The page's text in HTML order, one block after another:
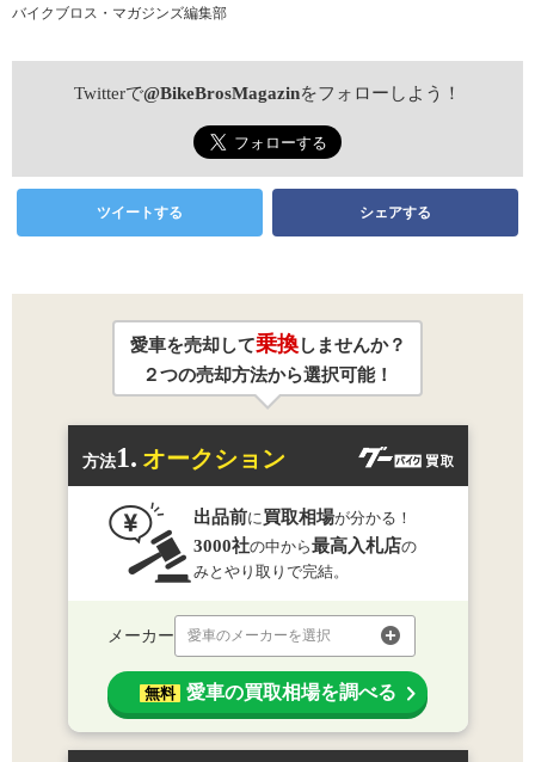
バイクブロス・マガジンズ編集部
Twitterで@BikeBrosMagazinをフォローしよう！
ツイートする シェアする
愛車を売却して乗換しませんか？
２つの売却方法から選択可能！
方法1. オークション
出品前に買取相場が分かる！
3000社の中から最高入札店の
みとやり取りで完結。
メーカー 愛車のメーカーを選択
無料 愛車の買取相場を調べる